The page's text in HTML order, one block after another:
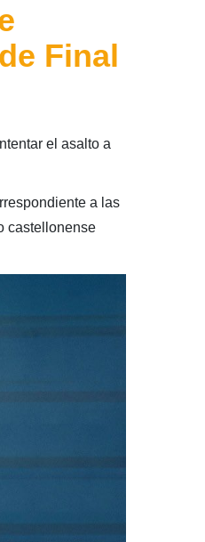
Final
el asalto a
a las
castellonense